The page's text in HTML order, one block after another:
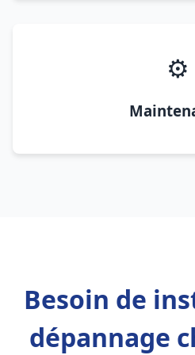
⚙️
Besoin de
dépannage